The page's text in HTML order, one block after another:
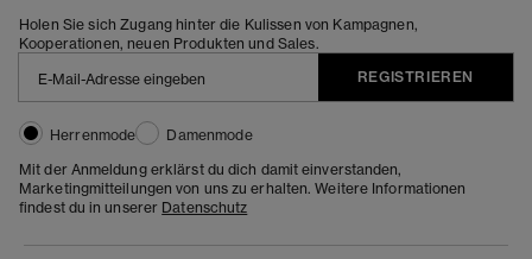
Holen Sie sich Zugang hinter die Kulissen von Kampagnen,
Kooperationen, neuen Produkten und Sales.
REGISTRIEREN
Herrenmode
Damenmode
Mit der Anmeldung erklärst du dich damit einverstanden,
Marketingmitteilungen von uns zu erhalten. Weitere Informationen
findest du in unserer Datenschutz